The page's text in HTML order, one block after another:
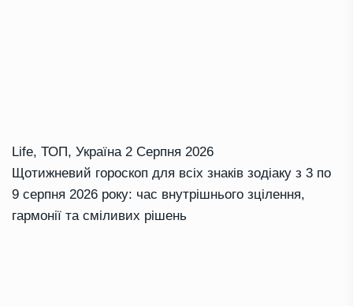
Life, ТОП, Україна 2 Серпня 2026
Щотижневий гороскоп для всіх знаків зодіаку з 3 по
9 серпня 2026 року: час внутрішнього зцілення,
гармонії та сміливих рішень